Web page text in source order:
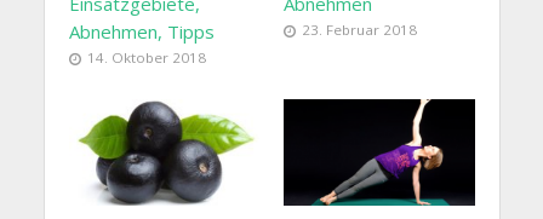
Abnehmen, Tipps
14. Oktober 2018
23. Februar 2018